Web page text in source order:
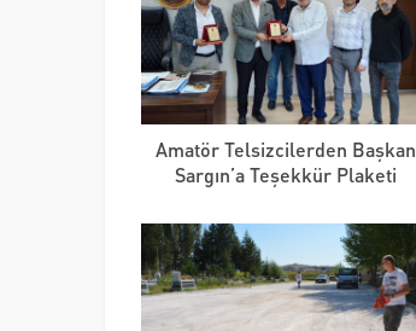
Amatör Telsizcilerden Başkan
Sargın’a Teşekkür Plaketi